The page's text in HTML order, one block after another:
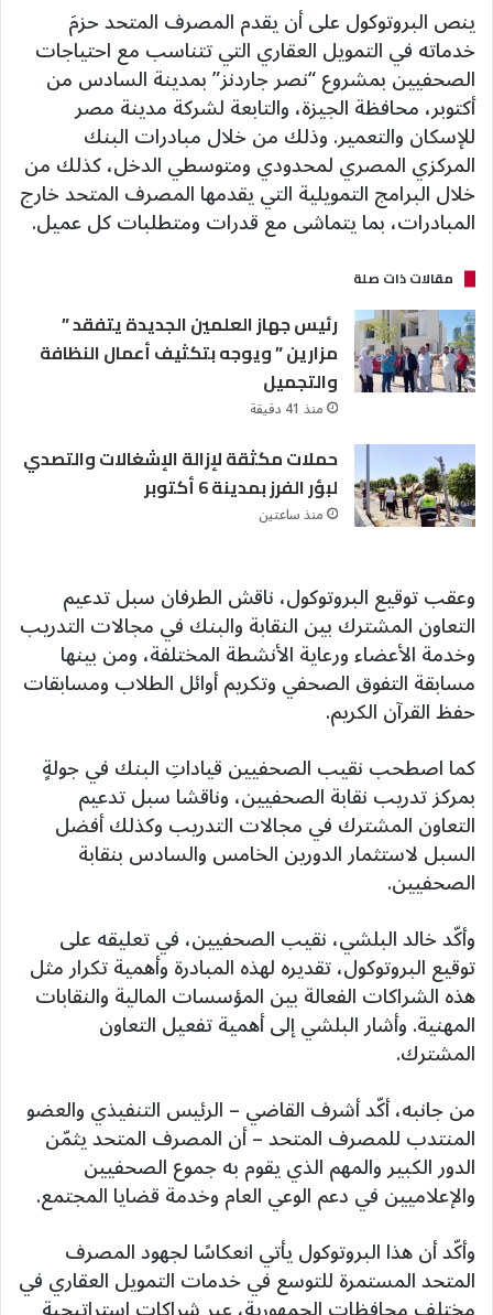
ينص البروتوكول على أن يقدم المصرف المتحد حزمَ
خدماته في التمويل العقاري التي تتناسب مع احتياجات
الصحفيين بمشروع “نصر جاردنز” بمدينة السادس من
أكتوبر، محافظة الجيزة، والتابعة لشركة مدينة مصر
للإسكان والتعمير. وذلك من خلال مبادرات البنك
المركزي المصري لمحدودي ومتوسطي الدخل، كذلك من
خلال البرامج التمويلية التي يقدمها المصرف المتحد خارج
المبادرات، بما يتماشى مع قدرات ومتطلبات كل عميل.
مقالات ذات صلة
رئيس جهاز العلمين الجديدة يتفقد ”
مزارين ” ويوجه بتكثيف أعمال النظافة
والتجميل
منذ 41 دقيقة
حملات مكثقة لإزالة الإشغالات والتصدي
لبؤر الفرز بمدينة 6 أكتوبر
منذ ساعتين
وعقب توقيع البروتوكول، ناقش الطرفان سبل تدعيم
التعاون المشترك بين النقابة والبنك في مجالات التدريب
وخدمة الأعضاء ورعاية الأنشطة المختلفة، ومن بينها
مسابقة التفوق الصحفي وتكريم أوائل الطلاب ومسابقات
حفظ القرآن الكريم.
كما اصطحب نقيب الصحفيين قياداتِ البنك في جولةٍ
بمركز تدريب نقابة الصحفيين، وناقشا سبل تدعيم
التعاون المشترك في مجالات التدريب وكذلك أفضل
السبل لاستثمار الدورين الخامس والسادس بنقابة
الصحفيين.
وأكّد خالد البلشي، نقيب الصحفيين، في تعليقه على
توقيع البروتوكول، تقديره لهذه المبادرة وأهمية تكرار مثل
هذه الشراكات الفعالة بين المؤسسات المالية والنقابات
المهنية. وأشار البلشي إلى أهمية تفعيل التعاون
المشترك.
من جانبه، أكّد أشرف القاضي – الرئيس التنفيذي والعضو
المنتدب للمصرف المتحد – أن المصرف المتحد يثمّن
الدور الكبير والمهم الذي يقوم به جموع الصحفيين
والإعلاميين في دعم الوعي العام وخدمة قضايا المجتمع.
وأكّد أن هذا البروتوكول يأتي انعكاسًا لجهود المصرف
المتحد المستمرة للتوسع في خدمات التمويل العقاري في